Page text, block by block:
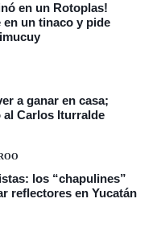
en un Rotoplas!
en un tinaco y pide
a ganar en casa;
al Carlos Iturralde
los “chapulines”
reflectores en Yucatán